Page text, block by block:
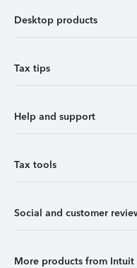
Desktop products
Tax tips
Help and support
Tax tools
Social and customer
More products from Intuit